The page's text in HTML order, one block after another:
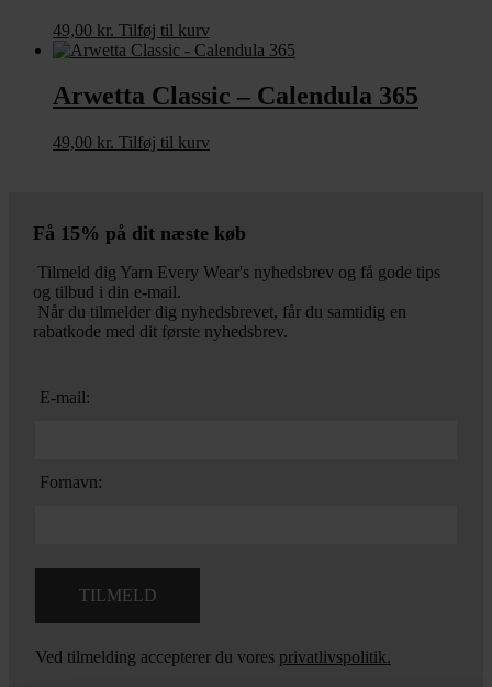
49,00 kr. Tilføj til kurv
Arwetta Classic – Calendula 365
49,00 kr. Tilføj til kurv
Få 15% på dit næste køb
Tilmeld dig Yarn Every Wear's nyhedsbrev og få gode tips
og tilbud i din e-mail.
Når du tilmelder dig nyhedsbrevet, får du samtidig en
rabatkode med dit første nyhedsbrev.
E-mail:
Fornavn:
Ved tilmelding accepterer du vores privatlivspolitik.